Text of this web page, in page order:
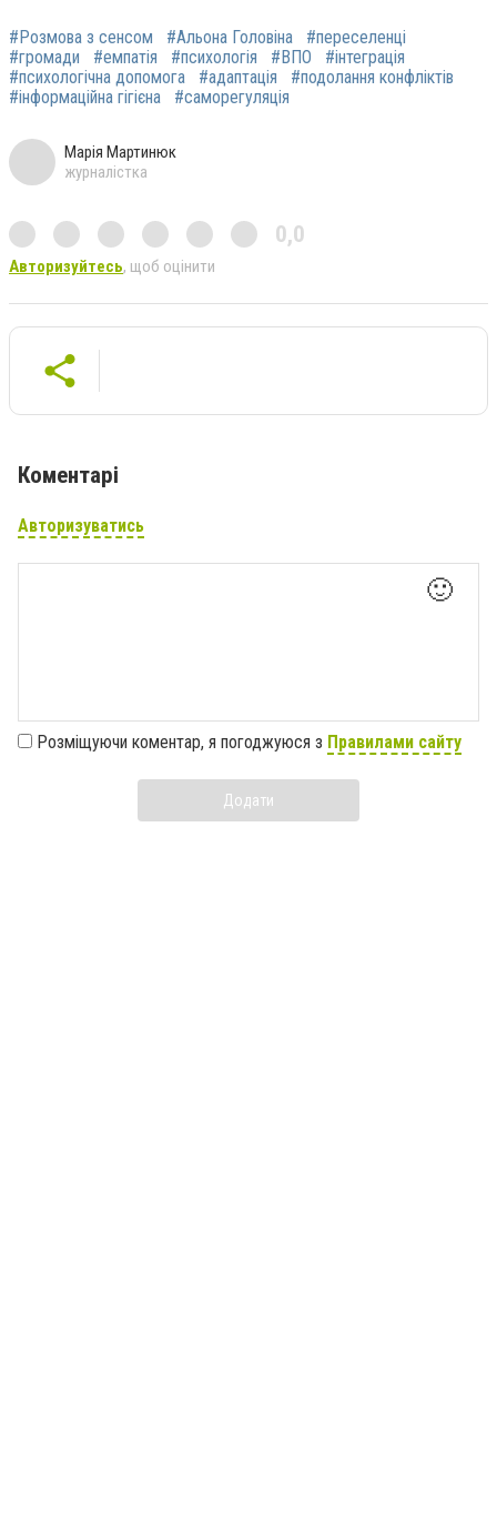
#Розмова з сенсом #Альона Головіна
#переселенці
#громади
#емпатія #психологія #ВПО
#інтеграція
#психологічна допомога
#адаптація
#подолання конфліктів
#інформаційна гігієна
#саморегуляція
Марія Мартинюк
журналістка
0,0
Авторизуйтесь, щоб оцінити
Коментарі
Авторизуватись
🙂
Розміщуючи коментар, я погоджуюся з Правилами сайту
Додати